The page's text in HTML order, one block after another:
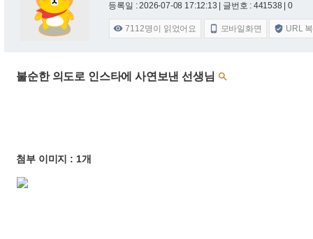
등록일 : 2026-07-08 17:12:13 | 글번호 : 441538 | 0
 7112명이 읽었어요  모바일화면  URL
불순한 의도로 인스타에 사연보낸 선생님 
첨부 이미지 : 1개